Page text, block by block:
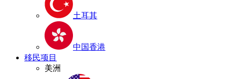
土耳其
中国香港
移民项目
美洲